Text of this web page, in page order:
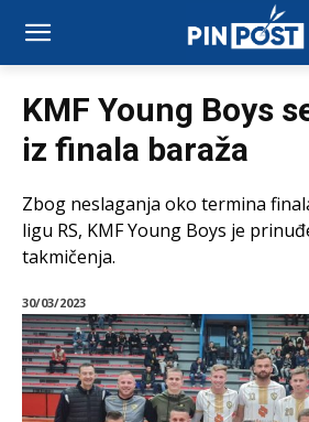
KMF Young Boys
iz finala baraža
Zbog neslaganja oko termina
ligu RS, KMF Young Boys je
takmičenja.
30/03/2023